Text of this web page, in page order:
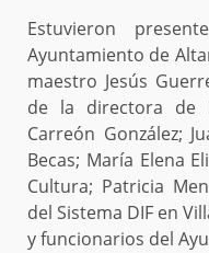
Estuvieron
Ayuntamiento de
maestro Jesús
de la directora de
Carreón González;
Becas; María Elena
Cultura; Patricia
del Sistema DIF en
y funcionarios del